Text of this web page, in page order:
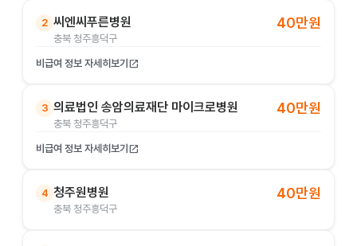
2 씨엔씨푸른병원
충북 청주흥덕구
40만원
비급여 정보 자세히보기 open_in_new
3 의료법인 송암의료재단 마이크로병원
충북 청주흥덕구
40만원
비급여 정보 자세히보기 open_in_new
4 청주원병원
충북 청주흥덕구
40만원